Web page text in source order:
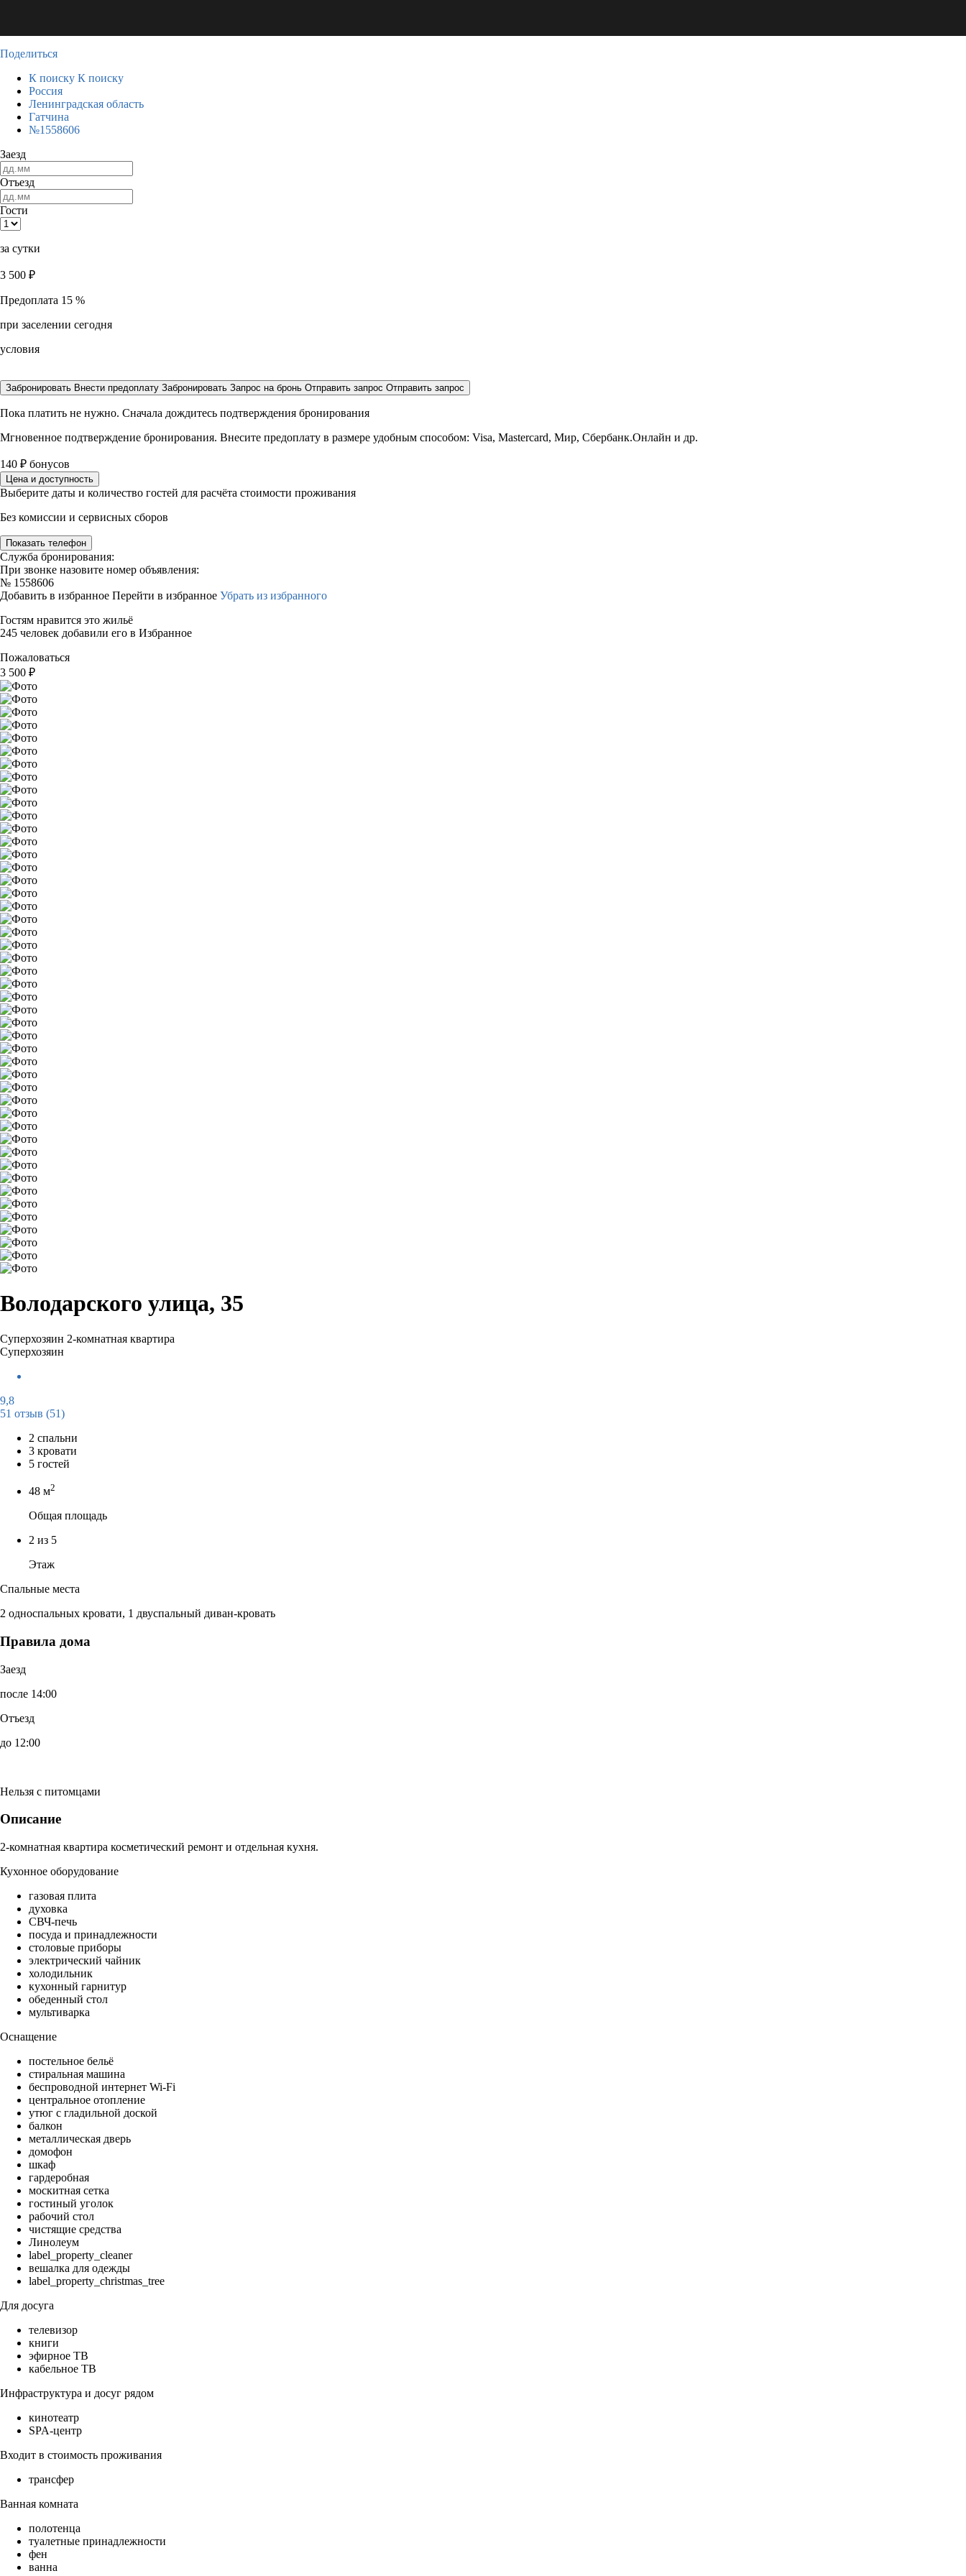
Поделиться
К поиску К поиску
Россия
Ленинградская область
Гатчина
№1558606
Заезд
Отъезд
Гости
за сутки
3 500 ₽
Предоплата 15 %
при заселении сегодня
условия
Забронировать Внести предоплату Забронировать Запрос на бронь Отправить запрос Отправить запрос
Пока платить не нужно. Сначала дождитесь подтверждения бронирования
Мгновенное подтверждение бронирования. Внесите предоплату в размере удобным способом: Visa, Mastercard, Мир, Сбербанк.Онлайн и др.
140 ₽ бонусов
Цена и доступность
Выберите даты и количество гостей для расчёта стоимости проживания
Без комиссии и сервисных сборов
Показать телефон
Служба бронирования:
При звонке назовите номер объявления:
№ 1558606
Добавить в избранное Перейти в избранное Убрать из избранного
Гостям нравится это жильё
245 человек добавили его в Избранное
Пожаловаться
3 500 ₽
Володарского улица, 35
Суперхозяин 2-комнатная квартира
Суперхозяин
9,8
51 отзыв (51)
2 спальни
3 кровати
5 гостей
48 м2
Общая площадь
2 из 5
Этаж
Спальные места
2 односпальных кровати, 1 двуспальный диван-кровать
Правила дома
Заезд
после 14:00
Отъезд
до 12:00
Нельзя с питомцами
Описание
2-комнатная квартира косметический ремонт и отдельная кухня.
Кухонное оборудование
газовая плита
духовка
СВЧ-печь
посуда и принадлежности
столовые приборы
электрический чайник
холодильник
кухонный гарнитур
обеденный стол
мультиварка
Оснащение
постельное бельё
стиральная машина
беспроводной интернет Wi-Fi
центральное отопление
утюг с гладильной доской
балкон
металлическая дверь
домофон
шкаф
гардеробная
москитная сетка
гостиный уголок
рабочий стол
чистящие средства
Линолеум
label_property_cleaner
вешалка для одежды
label_property_christmas_tree
Для досуга
телевизор
книги
эфирное ТВ
кабельное ТВ
Инфраструктура и досуг рядом
кинотеатр
SPA-центр
Входит в стоимость проживания
трансфер
Ванная комната
полотенца
туалетные принадлежности
фен
ванна